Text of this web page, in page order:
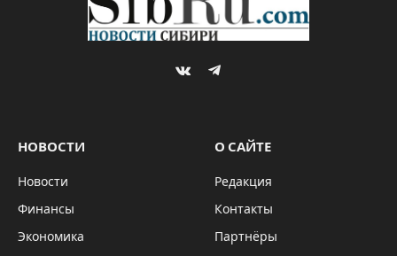
VKontakteTelegram
НОВОСТИ
Новости
Финансы
Экономика
О САЙТЕ
Редакция
Контакты
Партнёры